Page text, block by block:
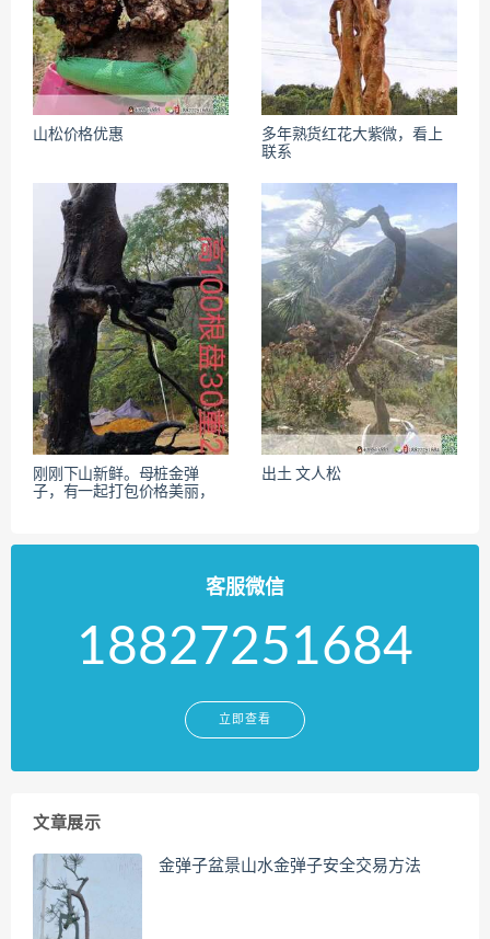
山松价格优惠
多年熟货红花大紫微，看上
联系
刚刚下山新鲜。母桩金弹
子，有一起打包价格美丽，
出土 文人松
客服微信
18827251684
立即查看
文章展示
金弹子盆景山水金弹子安全交易方法